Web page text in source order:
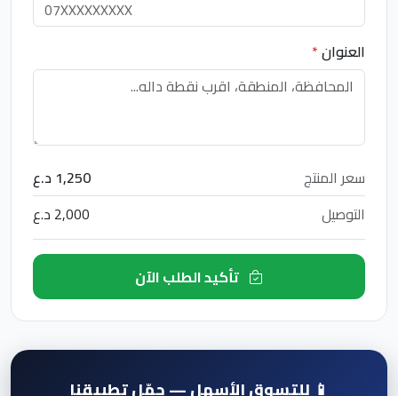
العنوان*
سعر المنتج
1,250 د.ع
التوصيل
2,000 د.ع
📱 للتسوق الأسهل — حمّل تطبيقنا